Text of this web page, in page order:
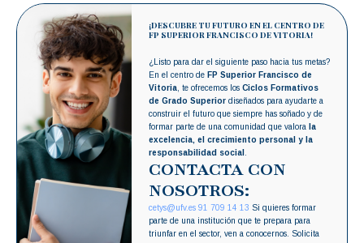
¡DESCUBRE TU FUTURO EN EL CENTRO DE
FP SUPERIOR FRANCISCO DE VITORIA!
¿Listo para dar el siguiente paso hacia tus metas?
En el centro de FP Superior Francisco de
Vitoria , te ofrecemos losCiclos Formativos
de Grado Superior diseñados para ayudarte a
construir el futuro que siempre has soñado y de
formar parte de una comunidad que valora
la
excelencia, el crecimiento personal y la
responsabilidad social
CONTACTA CON
NOSOTROS:
cetys@ufv.es 91 709 14 13 Si quieres formar
parte de una institución que te prepara para
triunfar en el sector, ven a conocernos. Solicita